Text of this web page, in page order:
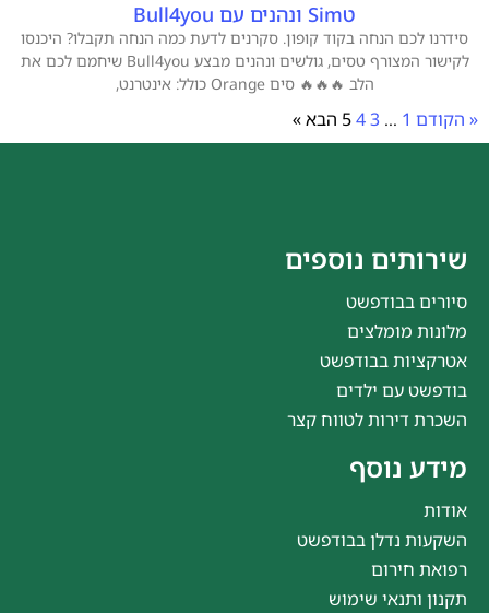
טSim ונהנים עם Bull4you
סידרנו לכם הנחה בקוד קופון. סקרנים לדעת כמה הנחה תקבלו? היכנסו
לקישור המצורף טסים, גולשים ונהנים מבצע Bull4you שיחמם לכם את
הלב 🔥🔥🔥 סים Orange כולל: אינטרנט,
« הקודם 1
…
3
4
5 הבא »
שירותים נוספים
סיורים בבודפשט
מלונות מומלצים
אטרקציות בבודפשט
בודפשט עם ילדים
השכרת דירות לטווח קצר
מידע נוסף
אודות
השקעות נדלן בבודפשט
רפואת חירום
תקנון ותנאי שימוש